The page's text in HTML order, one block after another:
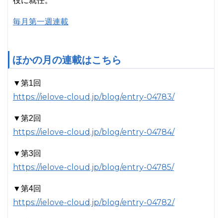
毎月第一週連載
ほかの月の連載はこちら
▼第1回
https://ielove-cloud.jp/blog/entry-04783/
▼第2回
https://ielove-cloud.jp/blog/entry-04784/
▼第3回
https://ielove-cloud.jp/blog/entry-04785/
▼第4回
https://ielove-cloud.jp/blog/entry-04782/